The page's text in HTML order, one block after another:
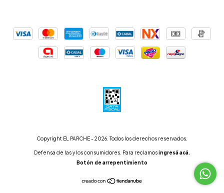
Copyright EL PARCHE - 2026. Todos los derechos reservados.
Defensa de las y los consumidores. Para reclamosingresá acá.
Botón de arrepentimiento